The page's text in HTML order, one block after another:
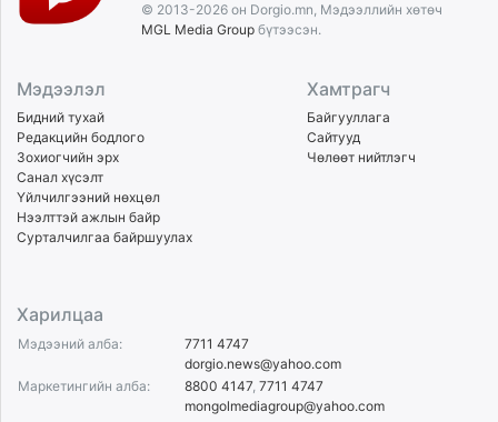
© 2013-2026 он Dorgio.mn, Мэдээллийн хөтөч
MGL Media Group бүтээсэн.
Мэдээлэл
Бидний тухай
Редакцийн бодлого
Зохиогчийн эрх
Санал хүсэлт
Үйлчилгээний нөхцөл
Нээлттэй ажлын байр
Сурталчилгаа байршуулах
Хамтрагч
Байгууллага
Сайтууд
Чөлөөт нийтлэгч
Харилцаа
Мэдээний алба:
7711 4747
dorgio.news@yahoo.com
Маркетингийн алба:
8800 4147, 7711 4747
mongolmediagroup@yahoo.com